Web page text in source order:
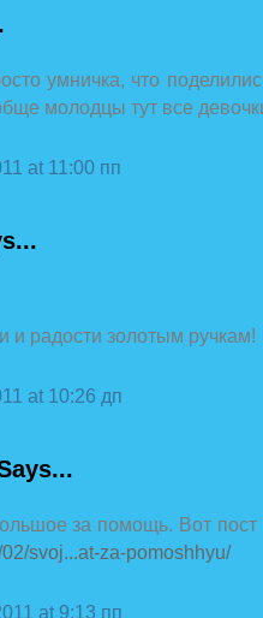
умничка, что
молодцы тут все
at 11:00 пп
и радости золотым ручкам!
at 10:26 дп
за помощь. Вот пост
svoj...at-za-pomoshhyu/
at 9:13 пп